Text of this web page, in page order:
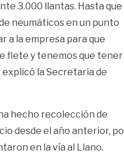
3.000 llantas. Hasta que
neumáticos en un punto
a la empresa para que
flete y tenemos que tener
la Secretaria de
hecho recolección de
desde el año anterior,
en la vía al Llano.